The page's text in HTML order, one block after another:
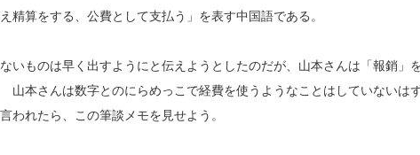
精算をする、公費として支払う」を表す中国語である。
いものは早く出すようにと伝えようとしたのだが、山本さんは「報銷」
本さんは数字とのにらめっこで経費を使うようなことはしていないは
われたら、この筆談メモを見せよう。